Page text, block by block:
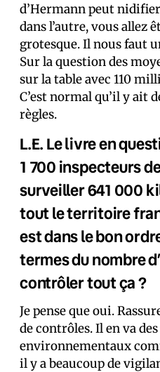
d’Hermann peut
dans l’autre, vous allez
grotesque. Il nous faut
Sur la question des
sur la table avec 110
C’est normal qu’il y ait
règles.
L.E. Le livre en
1 700 inspecteurs
surveiller 641 000
tout le territoire
est dans le bon
termes du nombre
contrôler tout ça ?
Je pense que oui.
de contrôles. Il en va
environnementaux
il y a beaucoup de